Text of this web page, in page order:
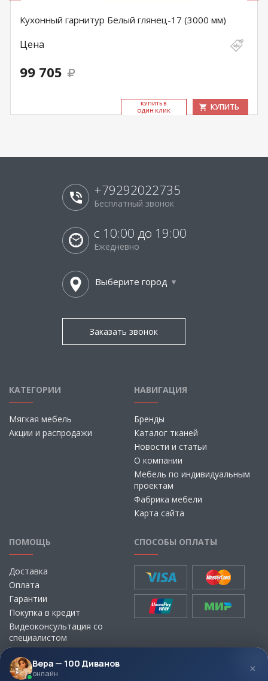
Кухонный гарнитур Белый глянец-17 (3000 мм)
Цена
99 705
КУ­ПИТЬ В
ОДИН КЛИК
КУПИТЬ
+79292022735
Бесплатный звонок
с 10:00 до 19:00
Ежедневно
Выберите город
Заказать звонок
КАТЕГОРИИ
Мягкая мебель
Акции и распродажи
НАВИГАЦИЯ
Бренды
Каталог тканей
Новости и статьи
О компании
Мебель по индивидуальным
проектам
Фабрика мебели
Карта сайта
ПОМОЩЬ
Доставка
Оплата
Гарантии
Покупка в кредит
Видеоконсультация со
специалистом
Выбор ткани для мебели без
визита в магазин
СПОСОБЫ ОПЛАТЫ
Вера — 100 Диванов
онлайн ×